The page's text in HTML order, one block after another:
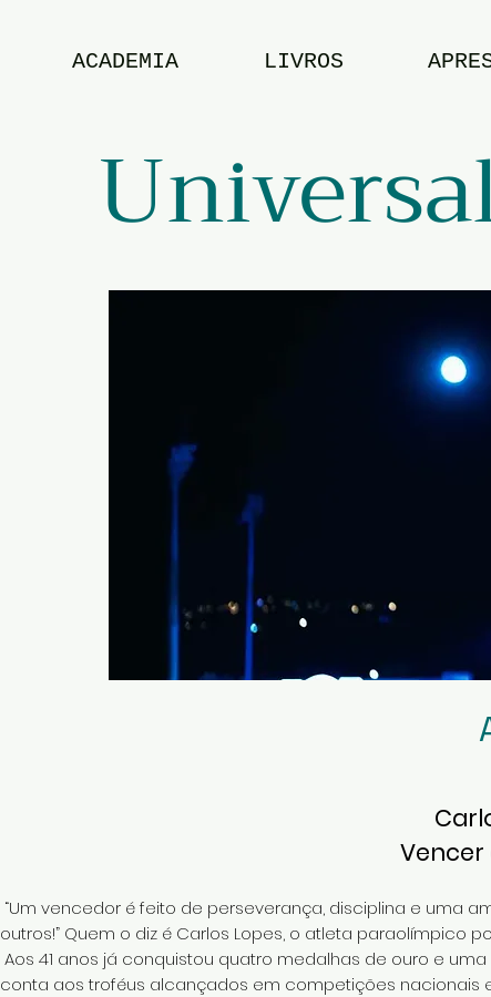
ACADEMIA LIVROS
“Um vencedor é feito de perseverança, disciplina e uma
outros!” Quem o diz é Carlos Lopes, o atleta paraolímpico
Aos 41 anos já conquistou quatro medalhas de ouro e
conta aos troféus alcançados em competições nacionais